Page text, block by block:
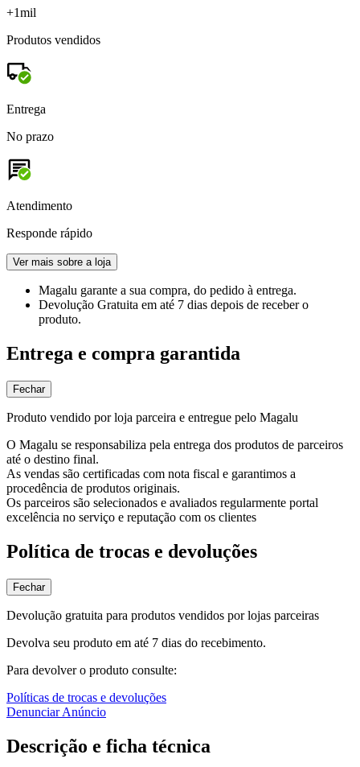
+1mil
Produtos vendidos
Entrega
No prazo
Atendimento
Responde rápido
Ver mais sobre a loja
Magalu garante a sua compra, do pedido à entrega.
Devolução Gratuita em até 7 dias depois de receber o
produto.
Entrega e compra garantida
Fechar
Produto vendido por loja parceira e entregue pelo Magalu
O Magalu se responsabiliza pela entrega dos produtos de parceiros
até o destino final.
As vendas são certificadas com nota fiscal e garantimos a
procedência de produtos originais.
Os parceiros são selecionados e avaliados regularmente portal
excelência no serviço e reputação com os clientes
Política de trocas e devoluções
Fechar
Devolução gratuita para produtos vendidos por lojas parceiras
Devolva seu produto em até 7 dias do recebimento.
Para devolver o produto consulte:
Políticas de trocas e devoluções
Denunciar Anúncio
Descrição e ficha técnica